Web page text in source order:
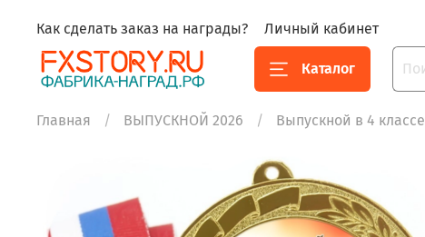
Как сделать заказ на награды? Личный кабинет
Каталог
Главная ВЫПУСКНОЙ 2026 Выпускной в 4 классе